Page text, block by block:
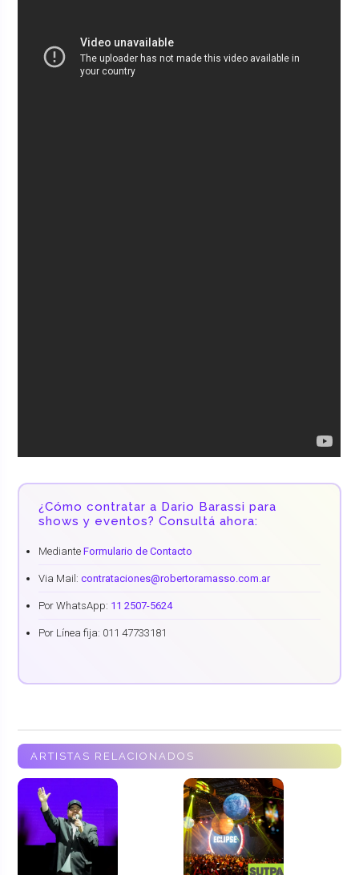
¿Cómo contratar a Dario Barassi para
shows y eventos? Consultá ahora:
Mediante Formulario de Contacto
Via Mail: contrataciones@robertoramasso.com.ar
Por WhatsApp: 11 2507-5624
Por Línea fija: 011 47733181
ARTISTAS RELACIONADOS